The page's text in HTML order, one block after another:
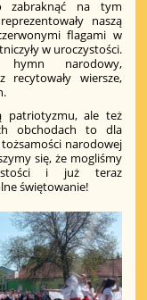
zabraknąć na tym
naszą
flagami w
w uroczystości.
hymn narodowy,
recytowały wiersze,
patriotyzmu, ale też
obchodach to dla
narodowej
się, że mogliśmy
i już teraz
świętowanie!